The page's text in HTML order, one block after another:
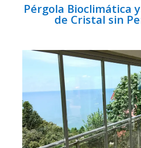
Pérgola Bioclimática
de Cristal sin